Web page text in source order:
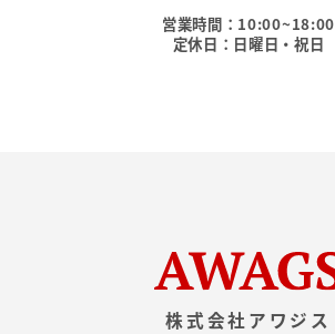
営業時間：10:00~18:00
定休日：日曜日・祝日
株式会社アワジス